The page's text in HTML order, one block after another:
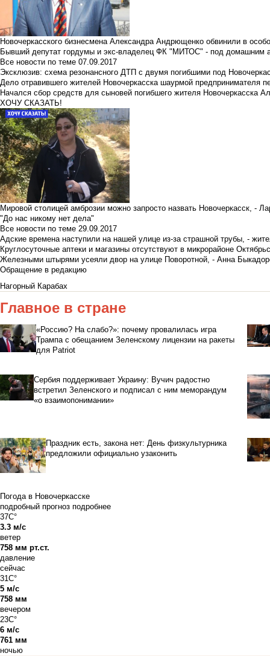
Новочеркасского бизнесмена Александра Андрющенко обвинили в
Бывший депутат гордумы и экс-владелец ФК "МИТОС" - под домашним
Все новости по теме 07.09.2017
Эксклюзив: схема резонансного ДТП с двумя погибшими под
Дело отравившего жителей Новочеркасска шаурмой предпринимателя
Начался сбор средств для сыновей погибшего жителя Новочеркасска
ХОЧУ СКАЗАТЬ!
Мировой столицей амброзии можно запросто назвать Новочеркасск, -
"До нас никому нет дела"
Все новости по теме 29.09.2017
Адские времена наступили на нашей улице из-за страшной трубы, -
Круглосуточные аптеки и магазины отсутствуют в микрорайоне
Железными штырями усеяли двор на улице Поворотной, - Анна
Обращение в редакцию
Нагорный Карабах
Главное в стране
«Россию? На слабо?»: почему провалилась игра
Трампа с обещанием Зеленскому лицензии на ракеты
для Patriot
Сербия поддерживает Украину: Вучич радостно
встретил Зеленского и подписал с ним меморандум
«о взаимопонимании»
Праздник есть, закона нет: День физкультурника
предложили официально узаконить
Погода в Новочеркасске
подробный прогноз подробнее
37C°
3.3 м/с
ветер
758 мм рт.ст.
давление
сейчас
31C°
5 м/с
758 мм
вечером
23C°
6 м/с
761 мм
ночью